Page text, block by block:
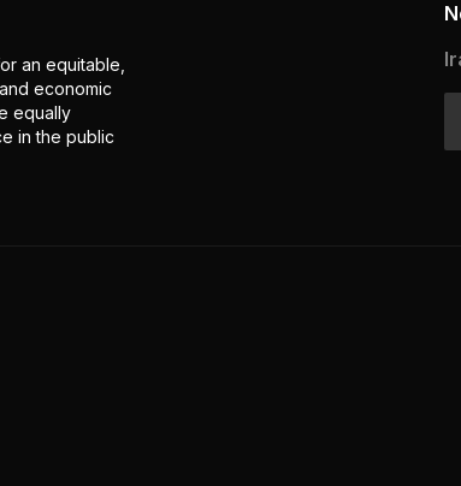
an equitable,
economic
equally
in the public